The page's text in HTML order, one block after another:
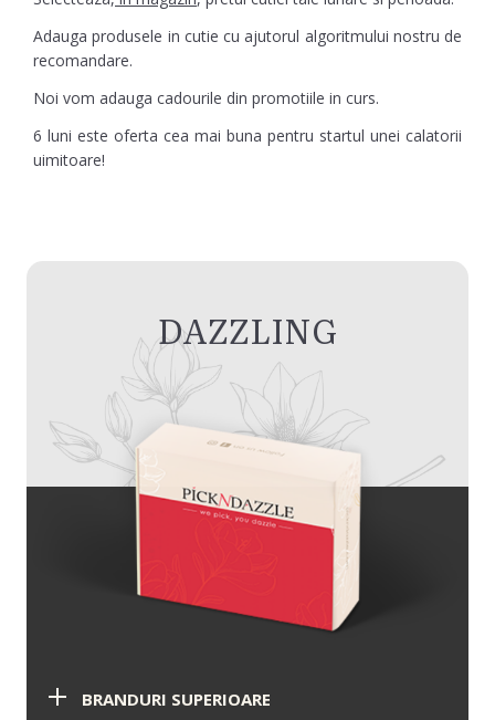
DAZZLING
BRANDURI SUPERIOARE
Adauga produsele in cutie cu ajutorul algoritmului nostru de
recomandare.
Noi vom adauga cadourile din promotiile in curs.
6 luni este oferta cea mai buna pentru startul unei calatorii
uimitoare!